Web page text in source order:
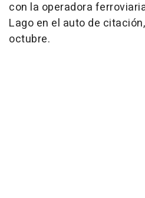
con la operadora
Lago en el auto de
octubre.